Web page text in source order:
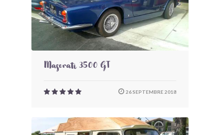
Maserati 3500 GT
26 SEPTEMBRE 2018